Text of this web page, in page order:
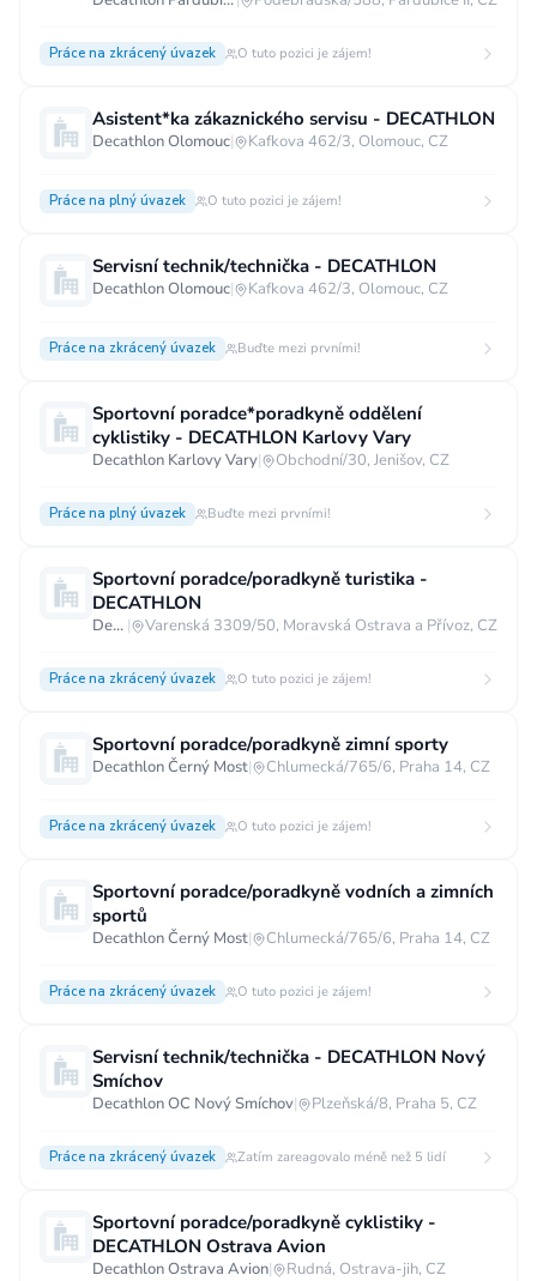
Práce na zkrácený úvazek O tuto pozici je zájem!
Asistent*ka zákaznického servisu - DECATHLON
Decathlon Olomouc| Kafkova 462/3, Olomouc, CZ
Práce na plný úvazek O tuto pozici je zájem!
Servisní technik/technička - DECATHLON
Decathlon Olomouc| Kafkova 462/3, Olomouc, CZ
Práce na zkrácený úvazek Buďte mezi prvními!
Sportovní poradce*poradkyně oddělení
cyklistiky - DECATHLON Karlovy Vary
Decathlon Karlovy Vary| Obchodní/30, Jenišov, CZ
Práce na plný úvazek Buďte mezi prvními!
Sportovní poradce/poradkyně turistika -
DECATHLON
Decathlon Ostrava - centrum | Varenská 3309/50, Moravská Ostrava a Přívoz, CZ
Práce na zkrácený úvazek O tuto pozici je zájem!
Sportovní poradce/poradkyně zimní sporty
Decathlon Černý Most| Chlumecká/765/6, Praha 14, CZ
Práce na zkrácený úvazek O tuto pozici je zájem!
Sportovní poradce/poradkyně vodních a zimních
sportů
Decathlon Černý Most| Chlumecká/765/6, Praha 14, CZ
Práce na zkrácený úvazek O tuto pozici je zájem!
Servisní technik/technička - DECATHLON Nový
Smíchov
Decathlon OC Nový Smíchov| Plzeňská/8, Praha 5, CZ
Práce na zkrácený úvazek Zatím zareagovalo méně než 5 lidí
Sportovní poradce/poradkyně cyklistiky -
DECATHLON Ostrava Avion
Decathlon Ostrava Avion| Rudná, Ostrava-jih, CZ